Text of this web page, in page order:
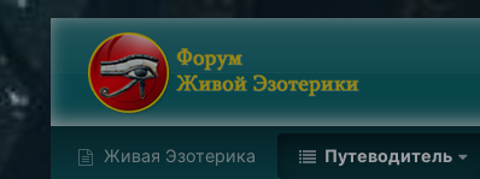
Живая Эзотерика Путеводитель